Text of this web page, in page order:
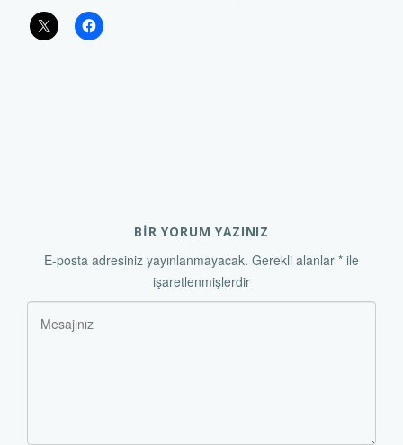
BİR YORUM YAZINIZ
E-posta adresiniz yayınlanmayacak. Gerekli alanlar * ile
işaretlenmişlerdir